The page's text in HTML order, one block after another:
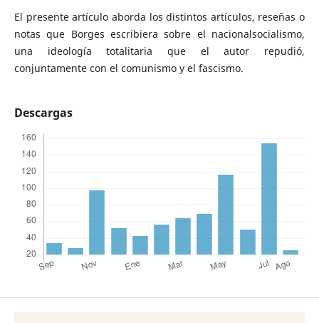
El presente artículo aborda los distintos artículos, reseñas o
notas que Borges escribiera sobre el nacionalsocialismo,
una ideología totalitaria que el autor repudió,
conjuntamente con el comunismo y el fascismo.
Descargas